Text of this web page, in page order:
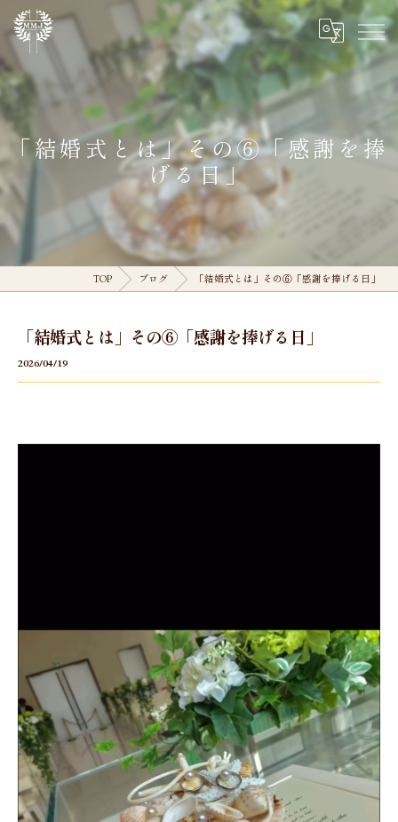
「結婚式とは」その⑥「感謝を捧
げる日」
TOP ブログ 「結婚式とは」その⑥「感謝を捧げる日」
「結婚式とは」その⑥「感謝を捧げる日」
2026/04/19